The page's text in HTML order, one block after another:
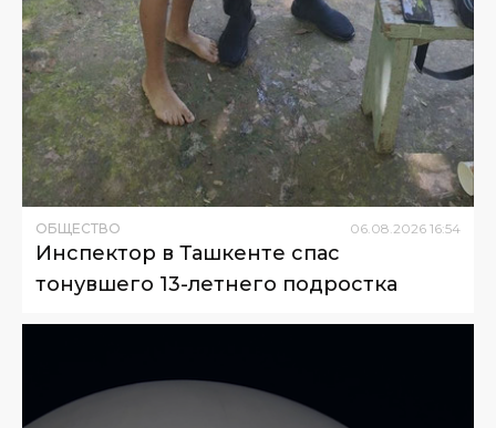
ОБЩЕСТВО 06.08.2026 16:54
Инспектор в Ташкенте спас
тонувшего 13-летнего подростка